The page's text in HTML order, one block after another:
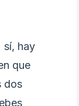
sí, hay
que
dos